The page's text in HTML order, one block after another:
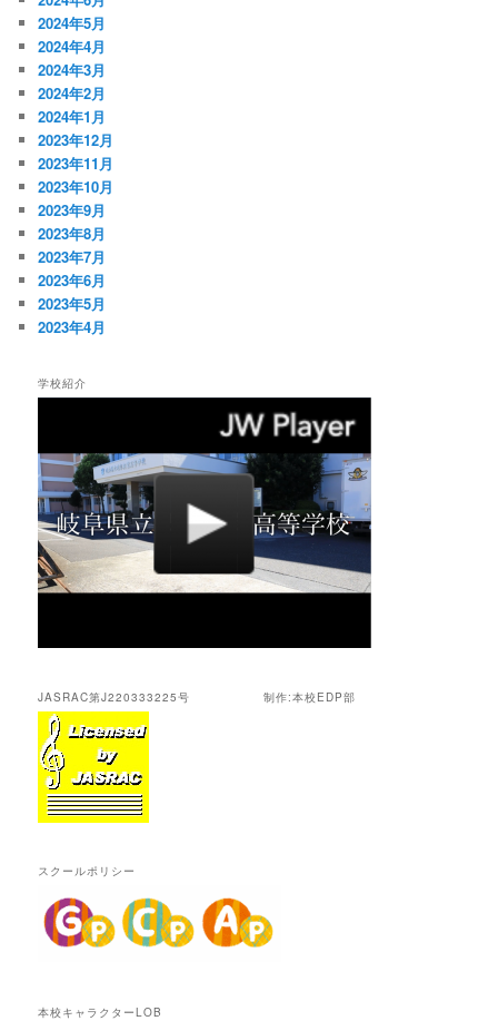
2024年5月
2024年4月
2024年3月
2024年2月
2024年1月
2023年12月
2023年11月
2023年10月
2023年9月
2023年8月
2023年7月
2023年6月
2023年5月
2023年4月
学校紹介
JASRAC第J220333225号 制作:本校EDP部
スクールポリシー
本校キャラクターLOB